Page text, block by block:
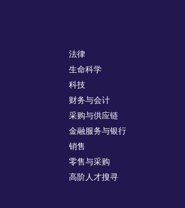
法律
生命科学
科技
财务与会计
采购与供应链
金融服务与银行
销售
零售与采购
高阶人才搜寻